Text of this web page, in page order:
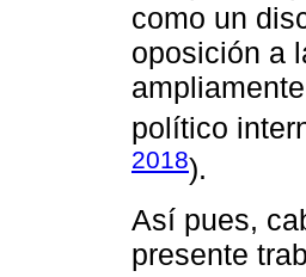
como un
oposición a
político
2018).
Así pues,
presente